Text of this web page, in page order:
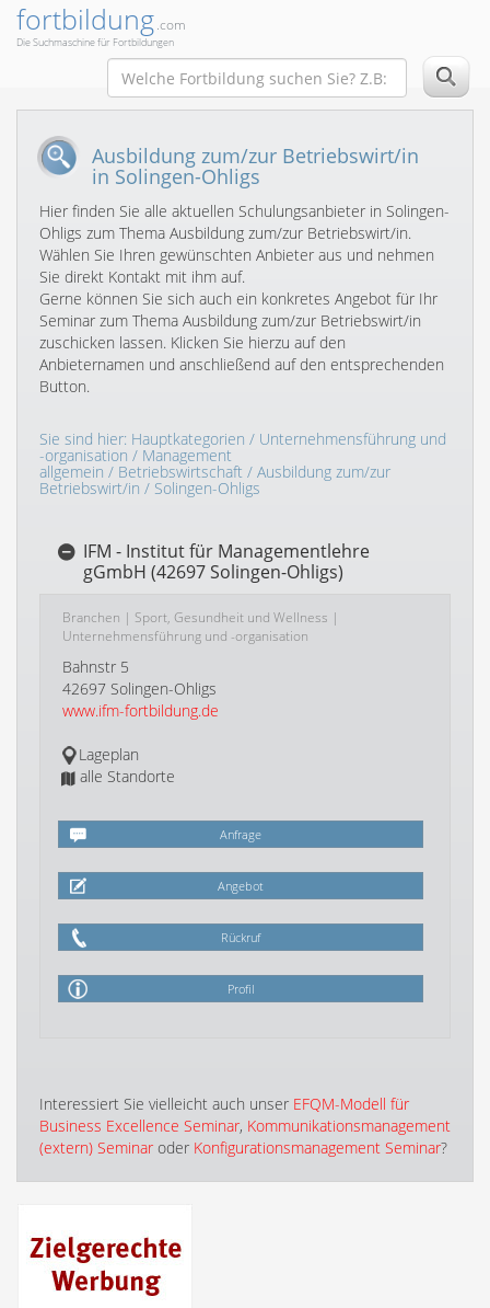
fortbildung.com
Die Suchmaschine für Fortbildungen
Ausbildung zum/zur Betriebswirt/in
in Solingen-Ohligs
Hier finden Sie alle aktuellen Schulungsanbieter in Solingen-
Ohligs zum Thema Ausbildung zum/zur Betriebswirt/in.
Wählen Sie Ihren gewünschten Anbieter aus und nehmen
Sie direkt Kontakt mit ihm auf.
Gerne können Sie sich auch ein konkretes Angebot für Ihr
Seminar zum Thema Ausbildung zum/zur Betriebswirt/in
zuschicken lassen. Klicken Sie hierzu auf den
Anbieternamen und anschließend auf den entsprechenden
Button.
Sie sind hier: Hauptkategorien / Unternehmensführung und
-organisation / Management
allgemein / Betriebswirtschaft / Ausbildung zum/zur
Betriebswirt/in / Solingen-Ohligs
IFM - Institut für Managementlehre
gGmbH (42697 Solingen-Ohligs)
Branchen | Sport, Gesundheit und Wellness |
Unternehmensführung und -organisation
Bahnstr 5
42697 Solingen-Ohligs
www.ifm-fortbildung.de
Lageplan
alle Standorte
Anfrage
Angebot
Rückruf
Profil
Interessiert Sie vielleicht auch unser EFQM-Modell für
Business Excellence Seminar, Kommunikationsmanagement
(extern) Seminar oder Konfigurationsmanagement Seminar?